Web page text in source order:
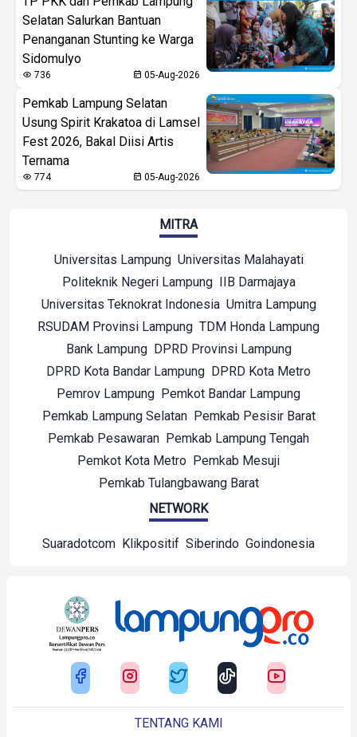
Selatan Salurkan Bantuan
Penanganan Stunting ke Warga
Sidomulyo
736 05-Aug-2026
Pemkab Lampung Selatan
Usung Spirit Krakatoa di Lamsel
Fest 2026, Bakal Diisi Artis
Ternama
774 05-Aug-2026
MITRA
Universitas Lampung Universitas Malahayati
Politeknik Negeri Lampung IIB Darmajaya
Universitas Teknokrat Indonesia Umitra Lampung
RSUDAM Provinsi Lampung TDM Honda Lampung
Bank Lampung DPRD Provinsi Lampung
DPRD Kota Bandar Lampung DPRD Kota Metro
Pemrov Lampung Pemkot Bandar Lampung
Pemkab Lampung Selatan Pemkab Pesisir Barat
Pemkab Pesawaran Pemkab Lampung Tengah
Pemkot Kota Metro Pemkab Mesuji
Pemkab Tulangbawang Barat
NETWORK
Suaradotcom Klikpositif Siberindo Goindonesia
TENTANG KAMI